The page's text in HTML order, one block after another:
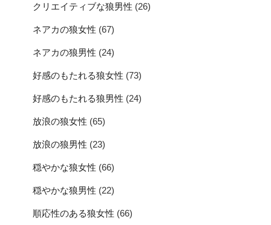
クリエイティブな狼男性 (26)
ネアカの狼女性 (67)
ネアカの狼男性 (24)
好感のもたれる狼女性 (73)
好感のもたれる狼男性 (24)
放浪の狼女性 (65)
放浪の狼男性 (23)
穏やかな狼女性 (66)
穏やかな狼男性 (22)
順応性のある狼女性 (66)